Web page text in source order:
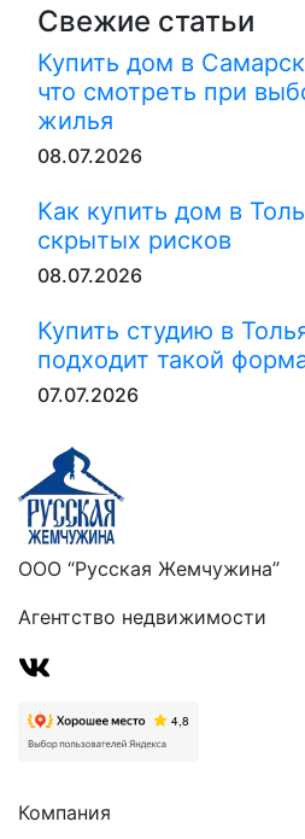
Свежие статьи
Купить дом в
что смотреть при
жилья
08.07.2026
Как купить дом в
скрытых рисков
08.07.2026
Купить студию в
подходит такой
07.07.2026
ООО “Русская Жемчужина”
Агентство недвижимости
Компания